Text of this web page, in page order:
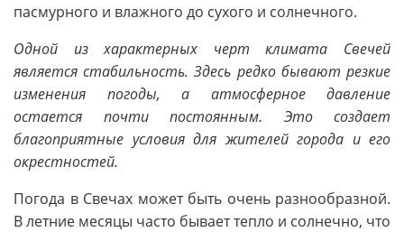
пасмурного и влажного до сухого и солнечного.
Одной из характерных черт климата Свечей
является стабильность. Здесь редко бывают резкие
изменения погоды, а атмосферное давление
остается почти постоянным. Это создает
благоприятные условия для жителей города и его
окрестностей.
Погода в Свечах может быть очень разнообразной.
В летние месяцы часто бывает тепло и солнечно, что